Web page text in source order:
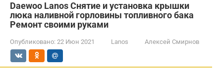
Daewoo Lanos Снятие и установка крышки
люка наливной горловины топливного бака
Ремонт своими руками
Опубликовано: 22 Июн 2021 Lanos Алексей Смирнов